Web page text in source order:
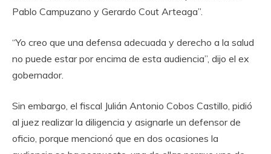
Pablo Campuzano y Gerardo Cout Arteaga”.
“Yo creo que una defensa adecuada y derecho a la salud
no puede estar por encima de esta audiencia”, dijo el ex
gobernador.
Sin embargo, el fiscal Julián Antonio Cobos Castillo, pidió
al juez realizar la diligencia y asignarle un defensor de
oficio, porque mencionó que en dos ocasiones la